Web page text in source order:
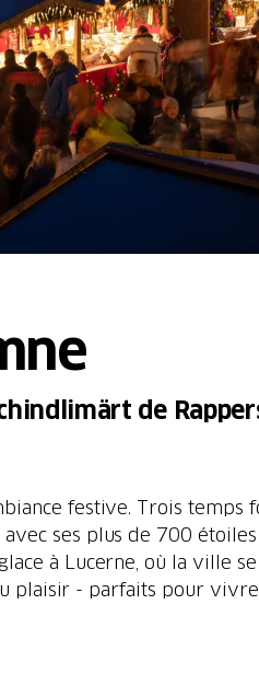
de
festive. Trois
ses plus de 700
à Lucerne, où la ville
plaisir - parfaits pour